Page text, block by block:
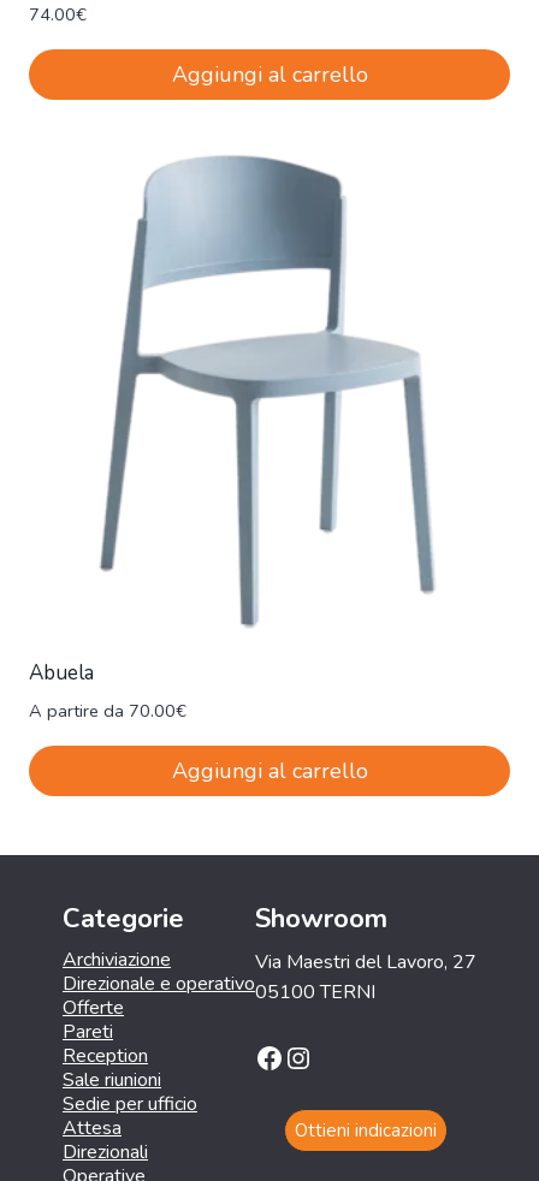
74.00€
Aggiungi al carrello
Abuela
A partire da 70.00€
Aggiungi al carrello
Categorie
Archiviazione
Direzionale e operativo
Offerte
Pareti
Reception
Sale riunioni
Sedie per ufficio
Attesa
Direzionali
Showroom
Via Maestri del Lavoro, 27
05100 TERNI
Facebook
Instagram
Ottieni indicazioni